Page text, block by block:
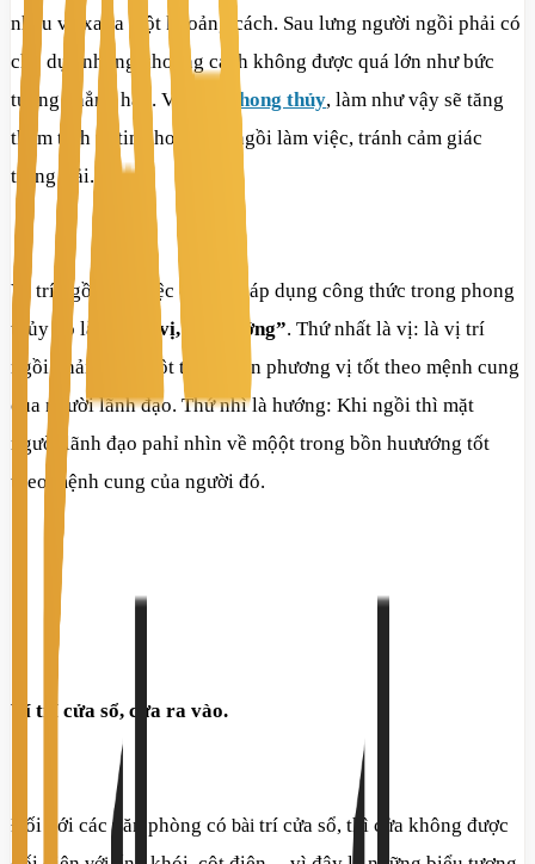
nhau và xa ra một khoảng cách. Sau lưng người ngồi phải có
chỗ dựa nhưng khoảng cách không được quá lớn như bức
tường chẳng hạn. Vì theo
phong thủy, làm như vậy sẽ tăng
thêm tính tự tin cho người ngồi làm việc, tránh cảm giác
trống trải.
Vị trí ngồi làm việc còn cần áp dụng công thức trong phong
thủy đó là
“Nhất vị, Nhị hướng”. Thứ nhất là vị: là vị trí
ngồi phải được một trong bốn phương vị tốt theo mệnh cung
của người lãnh đạo. Thứ nhì là hướng: Khi ngồi thì mặt
người lãnh đạo pahỉ nhìn về mộột trong bồn huưướng tốt
theo mệnh cung của người đó.
Ví trí cửa sổ, cửa ra vào.
Đối với các văn phòng có bài trí cửa sổ, thì cửa không được